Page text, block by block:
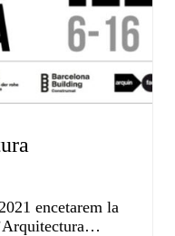
encetarem la